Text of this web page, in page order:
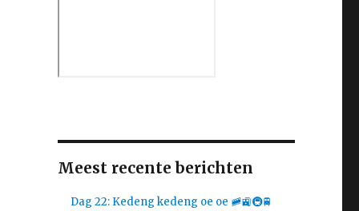
Meest recente berichten
Dag 22: Kedeng kedeng oe oe 🚞🚉🚇🚆